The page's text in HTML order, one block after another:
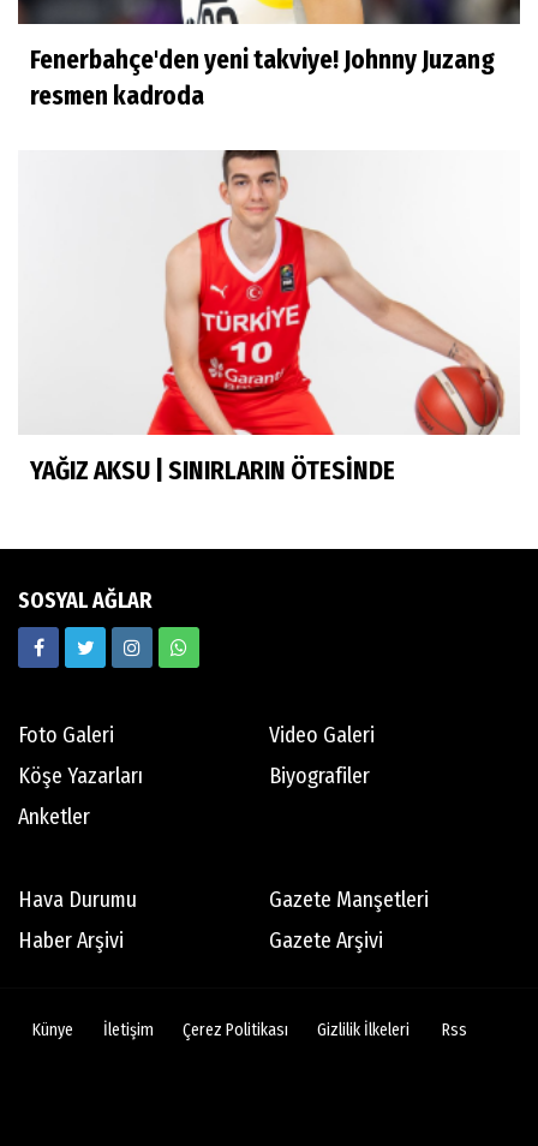
İhsan Bayülken
İyi ki...
Esmeral Tunçluer
Batur Abi anısına...
Murat Yosmaoğlu
Herkesin Batur Abisi
Neşe Ceylan Zengin
Ekrem Memnun
Hedef odaklı
Abdi İpekçi
Mutsuz son
Dikiş tutturamayan 76ers'ın son 10 yılında
Fenerbahçe'den yeni takviye! Johnny Juzang
resmen kadroda
YAĞIZ AKSU | SINIRLARIN ÖTESİNDE
SOSYAL AĞLAR
Foto Galeri
Video Galeri
Köşe Yazarları
Biyografiler
Anketler
Hava Durumu
Gazete Manşetleri
Haber Arşivi
Gazete Arşivi
Künye İletişim Çerez Politikası Gizlilik İlkeleri Rss